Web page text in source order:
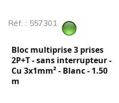
Réf. : 557301
Bloc multiprise 3 prises
2P+T - sans interrupteur -
Cu 3x1mm² - Blanc - 1.50
m